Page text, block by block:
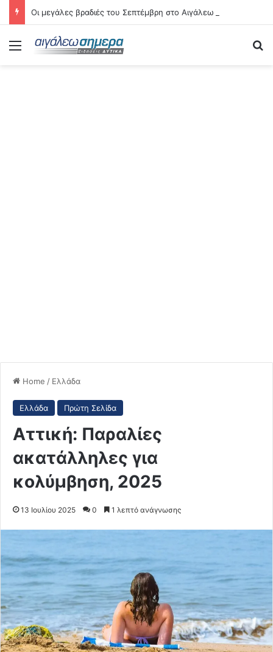
Menu
Home / Ελλάδα
Ελλάδα Πρώτη Σελίδα
Αττική: Παραλίες
ακατάλληλες για
κολύμβηση, 2025
13 Ιουλίου 2025 0 1 λεπτό ανάγνωσης